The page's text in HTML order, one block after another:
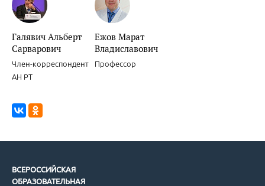
Галявич Альберт
Сарварович
Член-корреспондент
АН РТ
Ежов Марат
Владиславович
Профессор
ВСЕРОССИЙСКАЯ
ОБРАЗОВАТЕЛЬНАЯ